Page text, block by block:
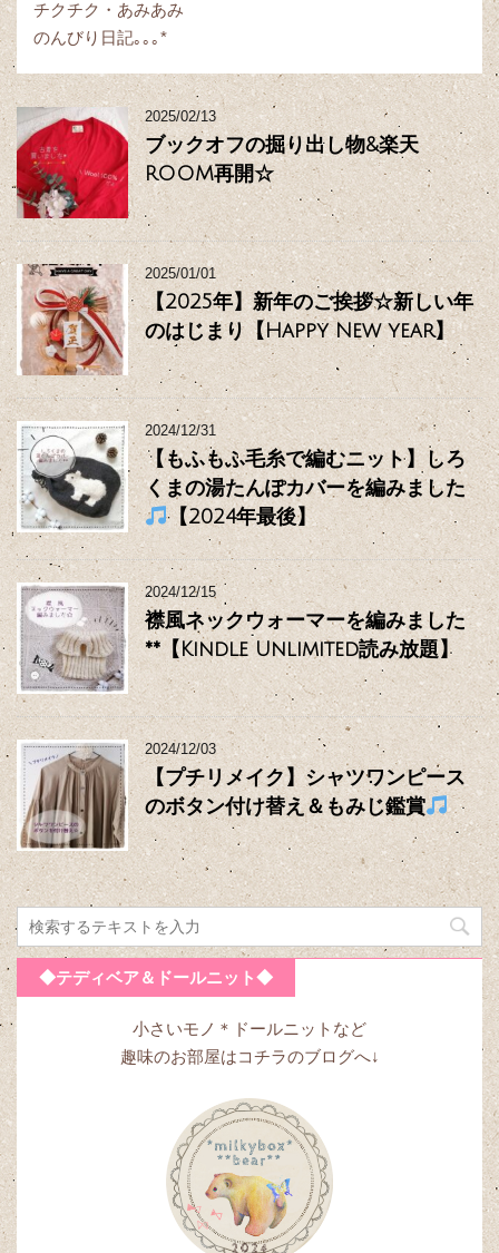
チクチク・あみあみ
のんびり日記｡｡｡*
2025/02/13
ブックオフの掘り出し物&楽天
ROOM再開☆
2025/01/01
【2025年】新年のご挨拶☆新しい年
のはじまり【Happy New year】
2024/12/31
【もふもふ毛糸で編むニット】しろ
くまの湯たんぽカバーを編みました
【2024年最後】
2024/12/15
襟風ネックウォーマーを編みました
**【Kindle Unlimited読み放題】
2024/12/03
【プチリメイク】シャツワンピース
のボタン付け替え＆もみじ鑑賞
◆テディベア＆ドールニット◆
小さいモノ＊ドールニットなど
趣味のお部屋はコチラのブログへ↓